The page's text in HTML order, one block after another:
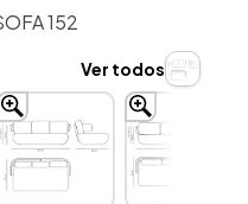
152
Ver todos